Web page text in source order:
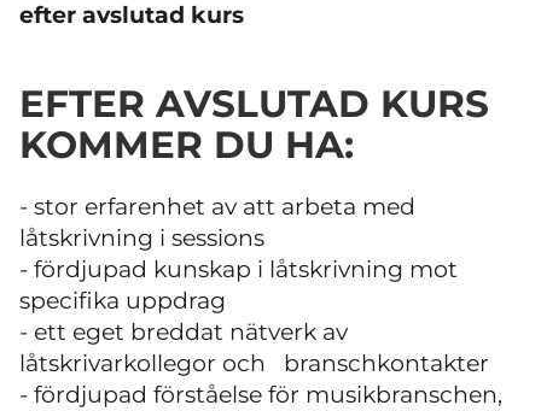
efter avslutad kurs
EFTER AVSLUTAD KURS
KOMMER DU HA:
- stor erfarenhet av att arbeta med
låtskrivning i sessions
- fördjupad kunskap i låtskrivning mot
specifika uppdrag
- ett eget breddat nätverk av
låtskrivarkollegor och branschkontakter
- fördjupad förståelse för musikbranschen,